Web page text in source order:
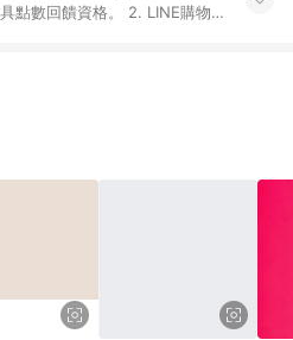
點數回饋資格。 2. LINE購物
購買以下類別商品，將無法獲
網」全館商品。 4. 如取消訂
依東森購物ETMall之結帳頁面
商品最高回饋點數」機制(特
同一訂單中同一商品不論件數
購物所設定的回饋機制為準。